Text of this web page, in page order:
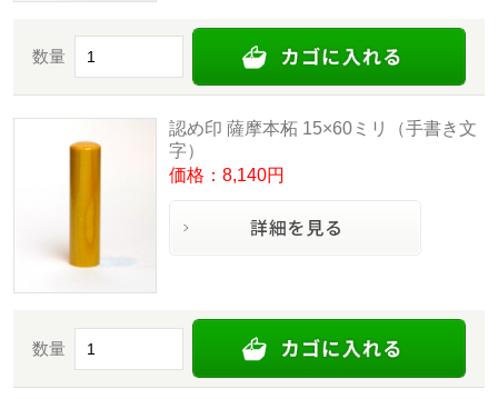
数量
認め印 薩摩本柘 15×60ミリ（手書き文
字）
価格：8,140円
数量